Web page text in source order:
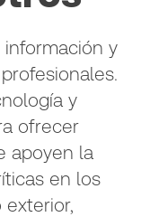
y
y
ofrecer
apoyen la
en los